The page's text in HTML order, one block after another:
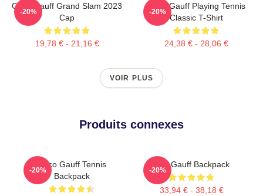
Coco Gauff Grand Slam 2023
Cap
19,78 € - 21,16 €
-20%
Coco Gauff Playing Tennis
Classic T-Shirt
24,38 € - 28,06 €
-20%
VOIR PLUS
Produits connexes
Coco Gauff Tennis
Backpack
-20%
Cori Gauff Backpack
33,94 € - 38,18 €
-20%